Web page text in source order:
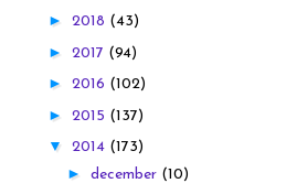
► 2018 (43)
► 2017 (94)
► 2016 (102)
► 2015 (137)
▼ 2014 (173)
► december (10)